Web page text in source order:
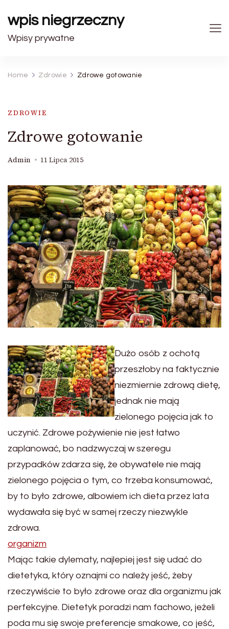
wpis niegrzeczny
Wpisy prywatne
Home Zdrowie Zdrowe gotowanie
ZDROWIE
Zdrowe gotowanie
Admin 11 Lipca 2015
Dużo osób z ochotą
przeszłoby na faktycznie
niezmiernie zdrową dietę,
jednak nie mają
zielonego pojęcia jak to
uczynić. Zdrowe pożywienie nie jest łatwo
zaplanować, bo nadzwyczaj w szeregu
przypadków zdarza się, że obywatele nie mają
zielonego pojęcia o tym, co trzeba konsumować,
by to było zdrowe, albowiem ich dieta przez lata
wydawała się być w samej rzeczy niezwykle
zdrowa.
organizm
Mając takie dylematy, najlepiej jest się udać do
dietetyka, który oznajmi co należy jeść, żeby
rzeczywiście to było zdrowe oraz dla organizmu jak
perfekcyjne. Dietetyk poradzi nam fachowo, jeżeli
poda mu się swoje preferencje smakowe, co jeść,